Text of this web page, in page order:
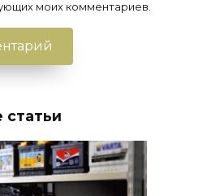
моих комментариев.
статьи